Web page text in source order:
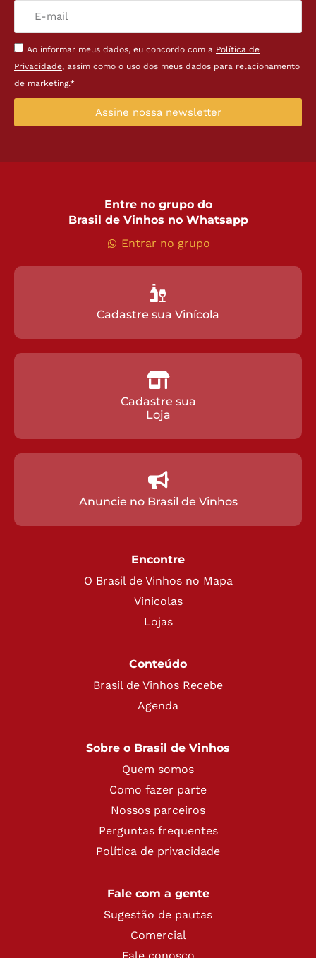
Ao informar meus dados, eu concordo com a Política de
Privacidade, assim como o uso dos meus dados para relacionamento
de marketing.*
Assine nossa newsletter
Entre no grupo do
Brasil de Vinhos no Whatsapp
Entrar no grupo
Cadastre sua Vinícola
Cadastre sua
Loja
Anuncie no Brasil de Vinhos
Encontre
O Brasil de Vinhos no Mapa
Vinícolas
Lojas
Conteúdo
Brasil de Vinhos Recebe
Agenda
Sobre o Brasil de Vinhos
Quem somos
Como fazer parte
Nossos parceiros
Perguntas frequentes
Política de privacidade
Fale com a gente
Sugestão de pautas
Comercial